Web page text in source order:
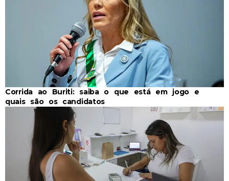
Corrida ao Buriti: saiba o que está em jogo e
quais são os candidatos